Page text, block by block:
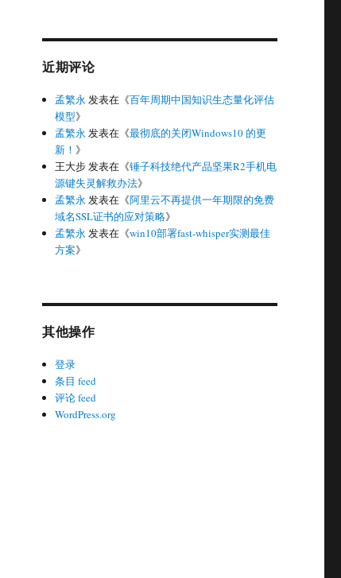
近期评论
孟繁永 发表在《百年周期中国知识生态量化评估
模型》
孟繁永 发表在《最彻底的关闭Windows10 的更
新！ 》
王大步发表在《锤子科技绝代产品坚果R2手机电
源键失灵解救办法》
孟繁永 发表在《阿里云不再提供一年期限的免费
域名SSL证书的应对策略》
孟繁永 发表在《win10部署fast-whisper实测最佳
方案》
其他操作
登录
条目 feed
评论 feed
WordPress.org